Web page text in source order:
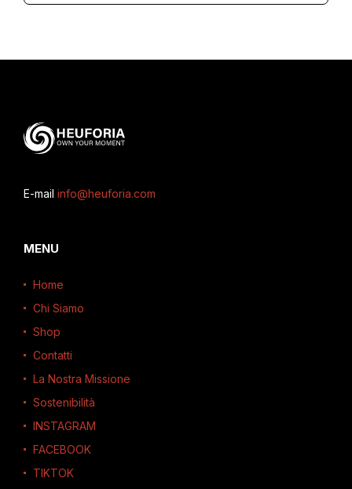
E-mail info@heuforia.com
MENU
Home
Chi Siamo
Shop
Contatti
La Nostra Missione
Sostenibilità
INSTAGRAM
FACEBOOK
TIKTOK